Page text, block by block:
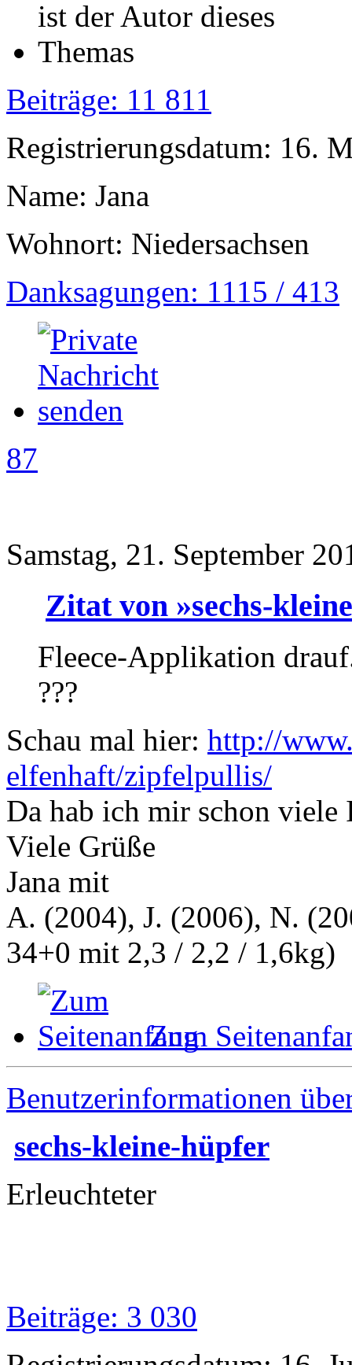
Beiträge: 11 811
Registrierungsdatum: 16.
Name: Jana
Wohnort: Niedersachsen
Danksagungen: 1115 / 413
87
Samstag, 21. September
Zitat von »sechs-
Fleece-Applikation
???
Schau mal hier: http://
elfenhaft/zipfelpullis/
Da hab ich mir schon
Viele Grüße
Jana mit
A. (2004), J. (2006), N.
34+0 mit 2,3 / 2,2 / 1,6kg)
Zum
Benutzerinformationen
sechs-kleine-hüpfer
Erleuchteter
Beiträge: 3 030